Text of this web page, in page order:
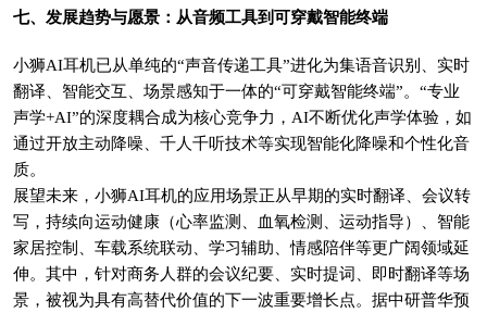
七、发展趋势与愿景：从音频工具到可穿戴智能终端
小狮AI耳机已从单纯的“声音传递工具”进化为集语音识别、实时
翻译、智能交互、场景感知于一体的“可穿戴智能终端”。“专业
声学+AI”的深度耦合成为核心竞争力，AI不断优化声学体验，如
通过开放主动降噪、千人千听技术等实现智能化降噪和个性化音
质。
展望未来，小狮AI耳机的应用场景正从早期的实时翻译、会议转
写，持续向运动健康（心率监测、血氧检测、运动指导）、智能
家居控制、车载系统联动、学习辅助、情感陪伴等更广阔领域延
伸。其中，针对商务人群的会议纪要、实时提词、即时翻译等场
景，被视为具有高替代价值的下一波重要增长点。据中研普华预